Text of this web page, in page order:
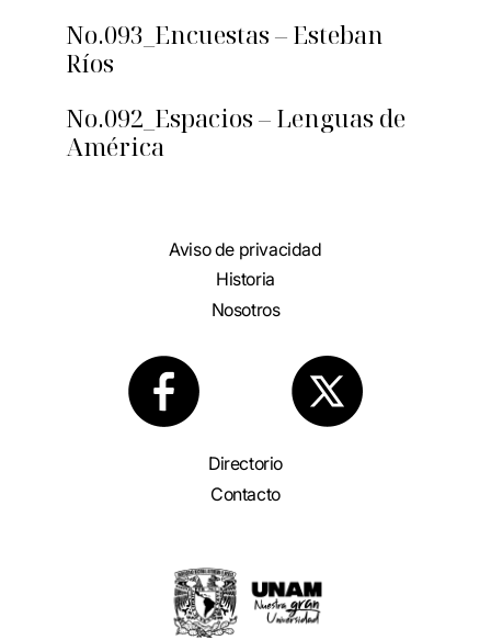
No.093_Encuestas – Esteban
Ríos
No.092_Espacios – Lenguas de
América
Aviso de privacidad
Historia
Nosotros
Directorio
Contacto